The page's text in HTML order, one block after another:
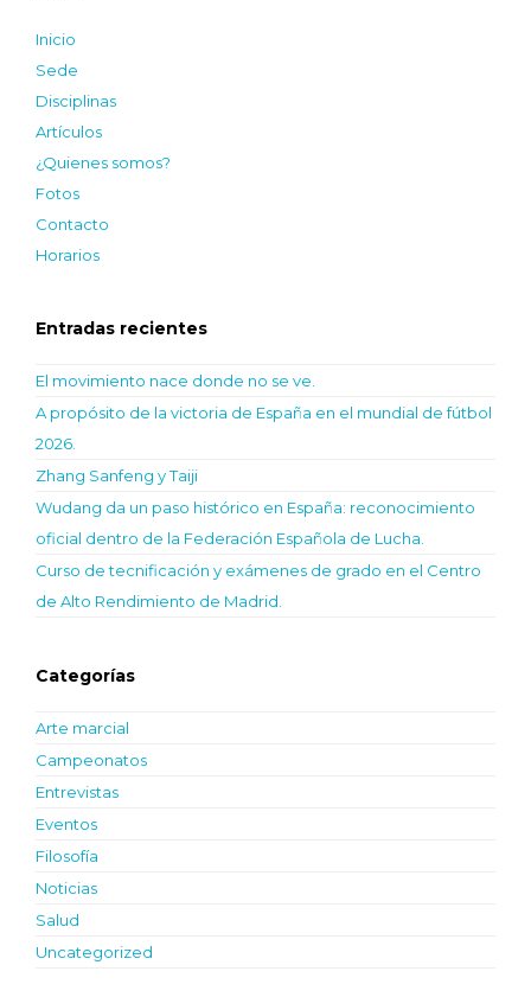
Inicio
Sede
Disciplinas
Artículos
¿Quienes somos?
Fotos
Contacto
Horarios
Entradas recientes
El movimiento nace donde no se ve.
A propósito de la victoria de España en el mundial de fútbol
2026.
Zhang Sanfeng y Taiji
Wudang da un paso histórico en España: reconocimiento
oficial dentro de la Federación Española de Lucha.
Curso de tecnificación y exámenes de grado en el Centro
de Alto Rendimiento de Madrid.
Categorías
Arte marcial
Campeonatos
Entrevistas
Eventos
Filosofía
Noticias
Salud
Uncategorized